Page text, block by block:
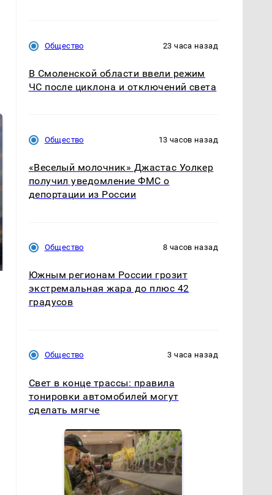
ажиотаж из-за этого
машину напали и
Общество 23 часа назад
В Смоленской области ввели режим
ЧС после циклона и отключений света
Общество 13 часов назад
«Веселый молочник» Джастас Уолкер
получил уведомление ФМС о
депортации из России
Общество 8 часов назад
Южным регионам России грозит
экстремальная жара до плюс 42
градусов
Общество 3 часа назад
Свет в конце трассы: правила
тонировки автомобилей могут
сделать мягче